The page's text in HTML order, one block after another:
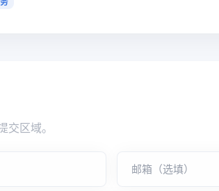
区域。